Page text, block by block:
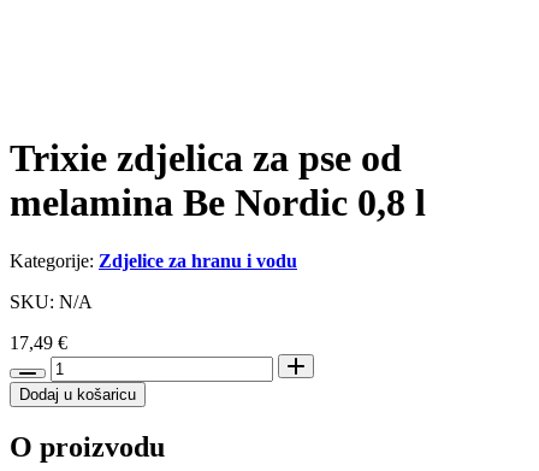
Trixie zdjelica za pse od
melamina Be Nordic 0,8 l
Kategorije: Zdjelice za hranu i vodu
SKU: N/A
17,49 €
Trixie
zdjelica
za
od
Dodaj u košaricu
O proizvodu